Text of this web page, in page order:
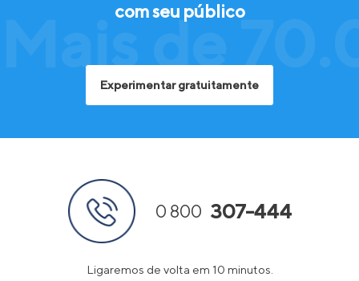
Mais de
com seu público
Experimentar gratuitamente
0 800 307-444
Ligaremos de volta em 10 minutos.